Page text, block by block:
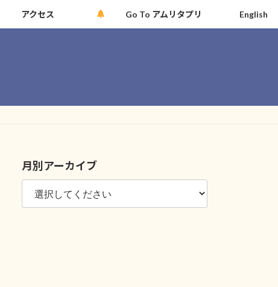
アクセス Go To アムリタプリ English
月別アーカイブ